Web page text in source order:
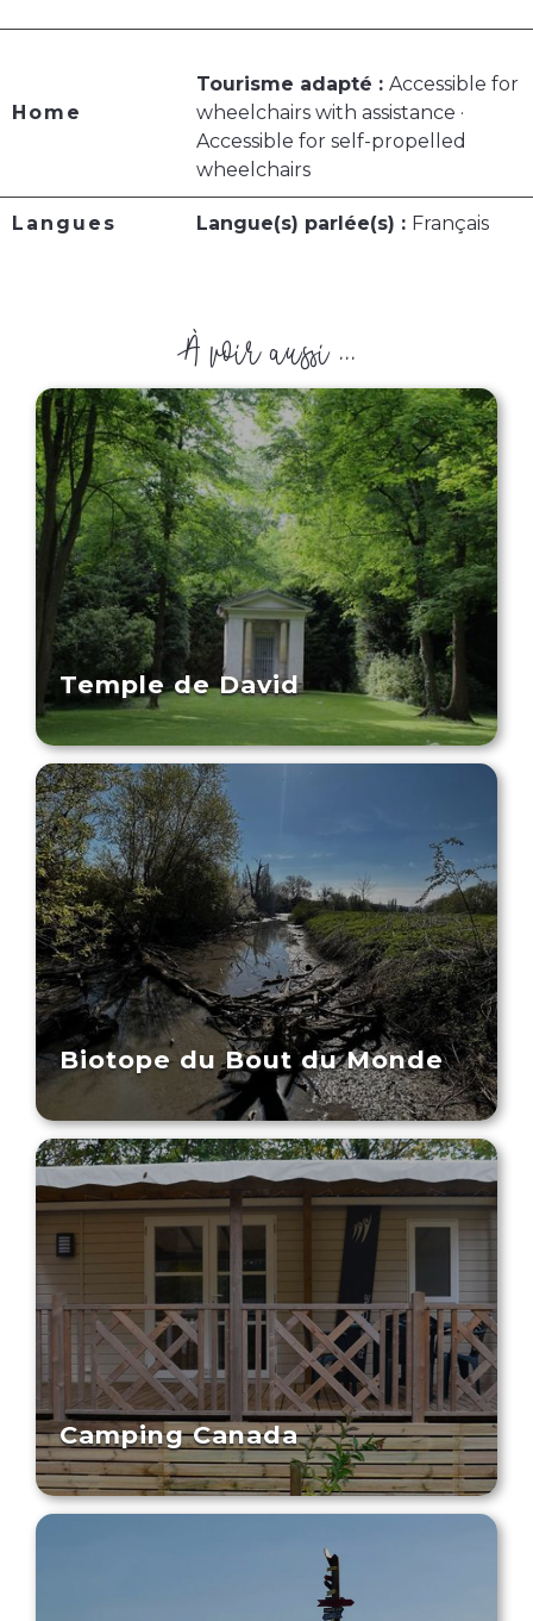
Home
Tourisme adapté : Accessible for
wheelchairs with assistance ·
Accessible for self-propelled
wheelchairs
Langues Langue(s) parlée(s) : Français
À voir aussi ...
Temple de David
Biotope du Bout du Monde
Camping Canada